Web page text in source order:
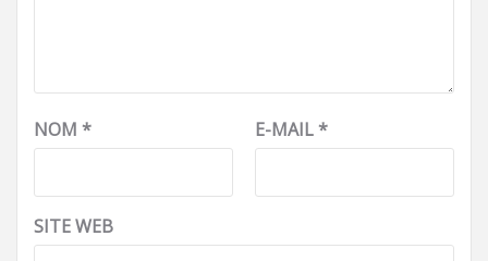
NOM * E-MAIL*
SITE WEB